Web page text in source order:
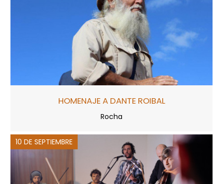
HOMENAJE A DANTE ROIBAL
Rocha
10 DE SEPTIEMBRE